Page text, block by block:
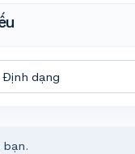
bạn.